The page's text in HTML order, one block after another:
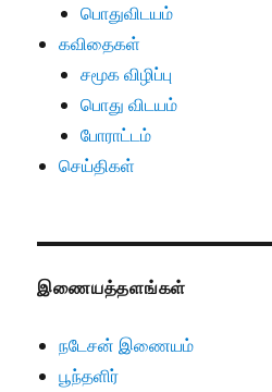
பொதுவிடயம்
கவிதைகள்
சமூக விழிப்பு
பொது விடயம்
போராட்டம்
செய்திகள்
இணையத்தளங்கள்
நடேசன் இணையம்
பூந்தளிர்